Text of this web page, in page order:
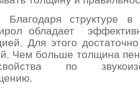
структуре в
обладает
Для этого
Чем больше толщина
по